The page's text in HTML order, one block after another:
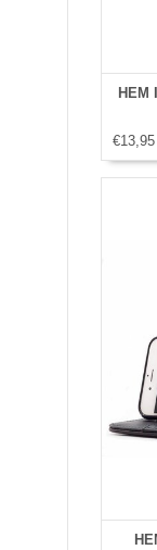
HEM
€13,95